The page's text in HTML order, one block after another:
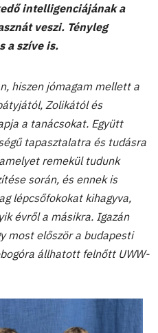
intelligenciájának a
veszi. Tényleg
a szíve is.
hiszen jómagam mellett a
Zolikától és
a tanácsokat. Együtt
tapasztalatra és tudásra
remekül tudunk
során, és ennek is
lépcsőfokokat kihagyva,
évről a másikra. Igazán
most először a budapesti
állhatott felnőtt UWW-